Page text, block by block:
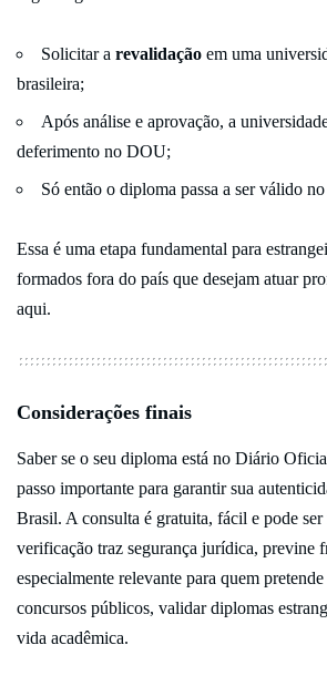
Solicitar arevalidação em uma
brasileira;
Após análise e aprovação, a
deferimento no DOU;
Só então o diploma passa a ser válido
Essa é uma etapa fundamental para
formados fora do país que desejam atuar
aqui.
Considerações finais
Saber se o seu diploma está no Diário
passo importante para garantir sua
Brasil. A consulta é gratuita, fácil e pode
verificação traz segurança jurídica, previne
especialmente relevante para quem
concursos públicos, validar diplomas
vida acadêmica.